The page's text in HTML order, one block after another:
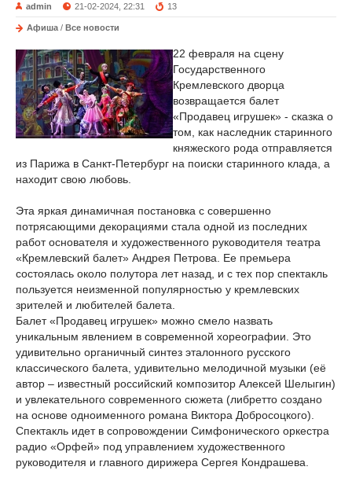
admin 21-02-2024, 22:31 13
Афиша / Все новости
22 февраля на сцену
Государственного
Кремлевского дворца
возвращается балет
«Продавец игрушек» - сказка о
том, как наследник старинного
княжеского рода отправляется
из Парижа в Санкт-Петербург на поиски старинного клада, а
находит свою любовь.
Эта яркая динамичная постановка с совершенно
потрясающими декорациями стала одной из последних
работ основателя и художественного руководителя театра
«Кремлевский балет» Андрея Петрова. Ее премьера
состоялась около полутора лет назад, и с тех пор спектакль
пользуется неизменной популярностью у кремлевских
зрителей и любителей балета.
Балет «Продавец игрушек» можно смело назвать
уникальным явлением в современной хореографии. Это
удивительно органичный синтез эталонного русского
классического балета, удивительно мелодичной музыки (её
автор – известный российский композитор Алексей Шелыгин)
и увлекательного современного сюжета (либретто создано
на основе одноименного романа Виктора Добросоцкого).
Спектакль идет в сопровождении Симфонического оркестра
радио «Орфей» под управлением художественного
руководителя и главного дирижера Сергея Кондрашева.